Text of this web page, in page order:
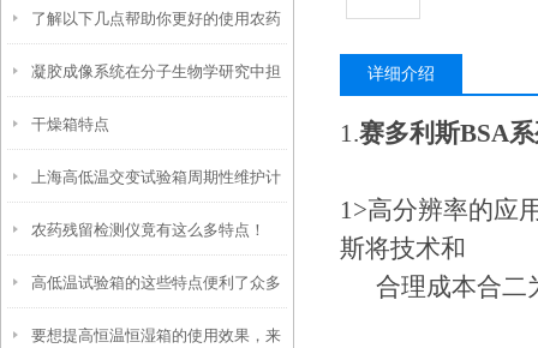
了解以下几点帮助你更好的使用农药
残留检测仪
凝胶成像系统在分子生物学研究中担
当着重要角色
干燥箱特点
上海高低温交变试验箱周期性维护计
划：日/月/季/年度保养项目一览
农药残留检测仪竟有这么多特点！
高低温试验箱的这些特点便利了众多
行业
要想提高恒温恒湿箱的使用效果，来
详细介绍
1.赛多利斯BSA
1>高分辨率的应
斯将技术和
合理成本合二